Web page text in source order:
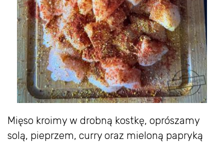
Mięso kroimy w drobną kostkę, oprószamy
solą, pieprzem, curry oraz mieloną papryką